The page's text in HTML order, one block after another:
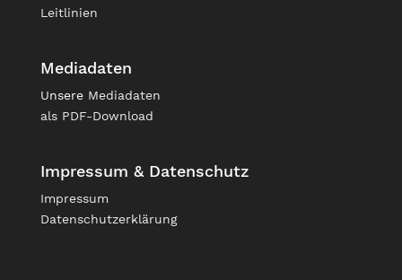
Leitlinien
Mediadaten
Unsere Mediadaten
als PDF-Download
Impressum & Datenschutz
Impressum
Datenschutzerklärung